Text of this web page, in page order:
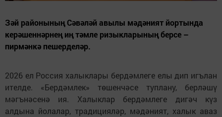
Зәй районының Сәвәләй авылы мәдәният йортында
керәшеннәрнең иң тәмле ризыкларының берсе –
пирмәнкә пешерделәр.
2026 ел Россия халыклары бердәмлеге елы дип игълан
ителде. «Бердәмлек» төшенчәсе туплану, берләшү
мәгънәсенә ия. Халыклар бердәмлеге дигәч күз
алдына йолалар, традицияләр, мәдәният, халык аваз